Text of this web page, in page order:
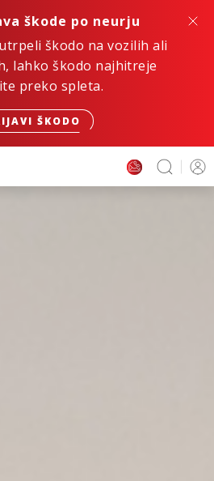
škode po neurju
škodo na vozilih ali
lahko škodo najhitreje
preko spleta.
ŠKODO